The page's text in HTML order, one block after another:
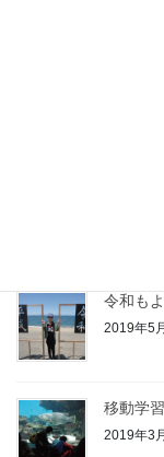
令和も
2019年5
移動学
2019年3